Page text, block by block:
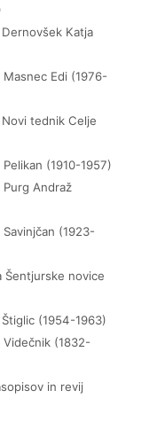
Katja
Masnec Edi (1976-
Novi tednik Celje
(1910-1957)
Purg Andraž
(1923-
Šentjurske novice
(1954-1963)
Videčnik (1832-
in revij